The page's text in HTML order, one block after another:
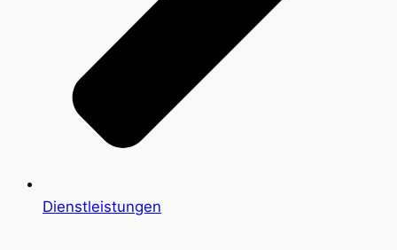
Dienstleistungen